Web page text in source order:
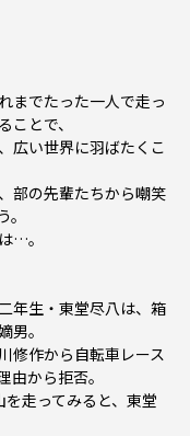
までたった一人で走っ
とで、
広い世界に羽ばたくこ
部の先輩たちから嘲笑
…。
年生・東堂尽八は、箱
男。
修作から自転車レース
から拒否。
走ってみると、東堂